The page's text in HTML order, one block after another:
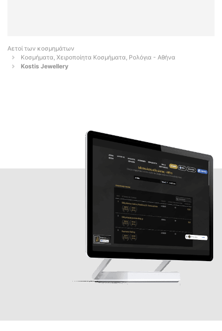
Αετοί των κοσμημάτων
Κοσμήματα, Χειροποίητα Κοσμήματα, Ρολόγια - Αθήνα
Kostis Jewellery